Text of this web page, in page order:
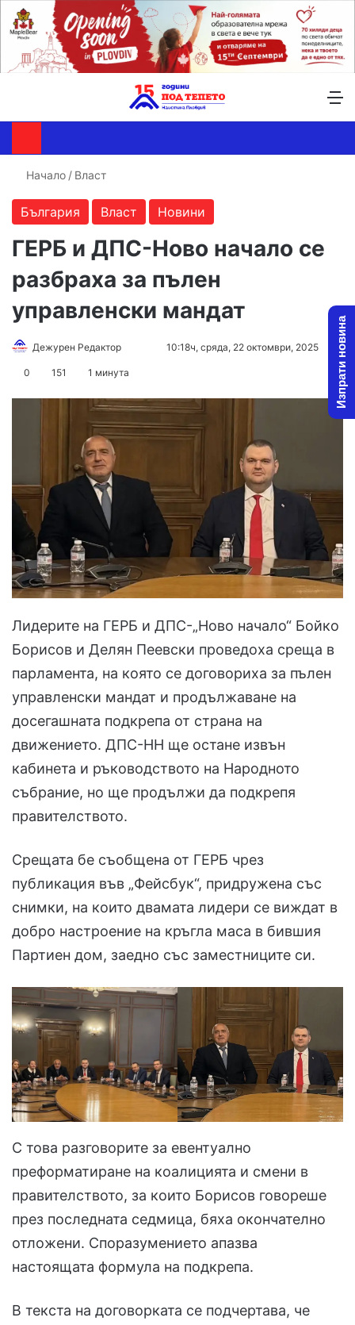
Начало / Власт
България Власт Новини
ГЕРБ и ДПС-Ново начало се
разбраха за пълен
управленски мандат
Дежурен Редактор
Send10:18ч, сряда, 22 октомври, 2025
0 151 1 минута
Лидерите на ГЕРБ и ДПС-„Ново начало“ Бойко
Борисов и Делян Пеевски проведоха среща в
парламента, на която се договориха за пълен
управленски мандат и продължаване на
досегашната подкрепа от страна на
движението. ДПС-НН ще остане извън
кабинета и ръководството на Народното
събрание, но ще продължи да подкрепя
правителството.
Срещата бе съобщена от ГЕРБ чрез
публикация във „Фейсбук“, придружена със
снимки, на които двамата лидери се виждат в
добро настроение на кръгла маса в бившия
Партиен дом, заедно със заместниците си.
С това разговорите за евентуално
преформатиране на коалицията и смени в
правителството, за които Борисов говореше
през последната седмица, бяха окончателно
отложени. Споразумението апазва
настоящата формула на подкрепа.
В текста на договорката се подчертава, че
Изпрати новина